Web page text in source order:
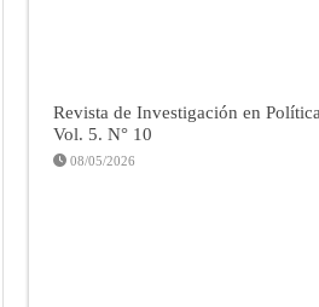
Revista de Investigación en
Vol. 5. N° 10
08/05/2026